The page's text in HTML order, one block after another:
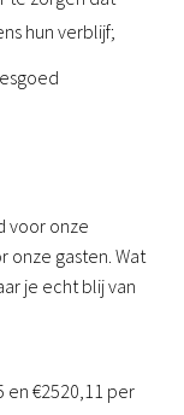
hun verblijf;
voor onze
onze gasten. Wat
je echt blij van
en €2520,11 per